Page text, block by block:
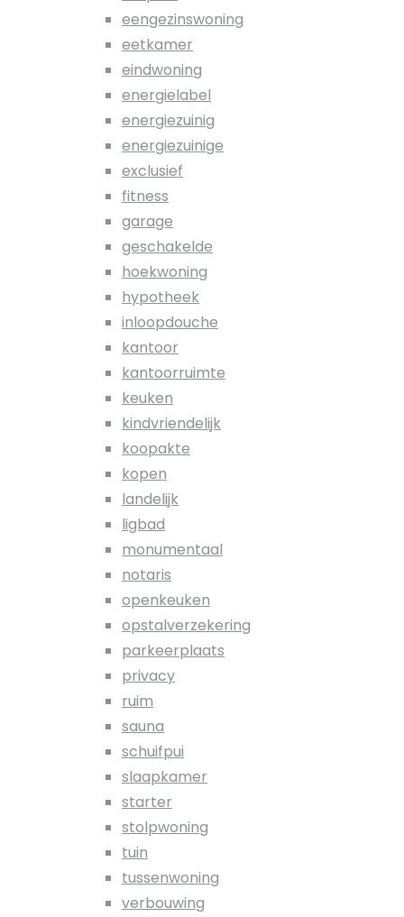
eengezinswoning
eetkamer
eindwoning
energielabel
energiezuinig
energiezuinige
exclusief
fitness
garage
geschakelde
hoekwoning
hypotheek
inloopdouche
kantoor
kantoorruimte
keuken
kindvriendelijk
koopakte
kopen
landelijk
ligbad
monumentaal
notaris
openkeuken
opstalverzekering
parkeerplaats
privacy
ruim
sauna
schuifpui
slaapkamer
starter
stolpwoning
tuin
tussenwoning
verbouwing